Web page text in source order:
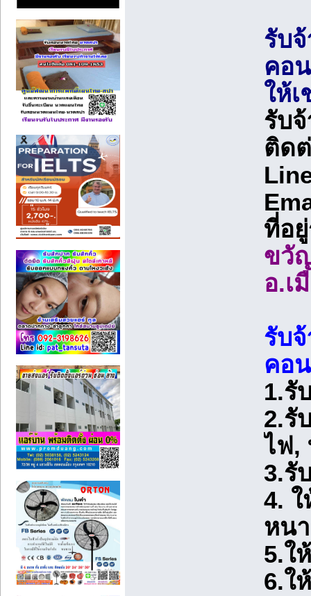
รับ
คอ
ให้
รับ
ติด
ที่อ
ขวั
อ.เ
รับ
คอ
1.รั
2.รั
ไฟ,
3.รั
4.
หน
5.ใ
6.ใ